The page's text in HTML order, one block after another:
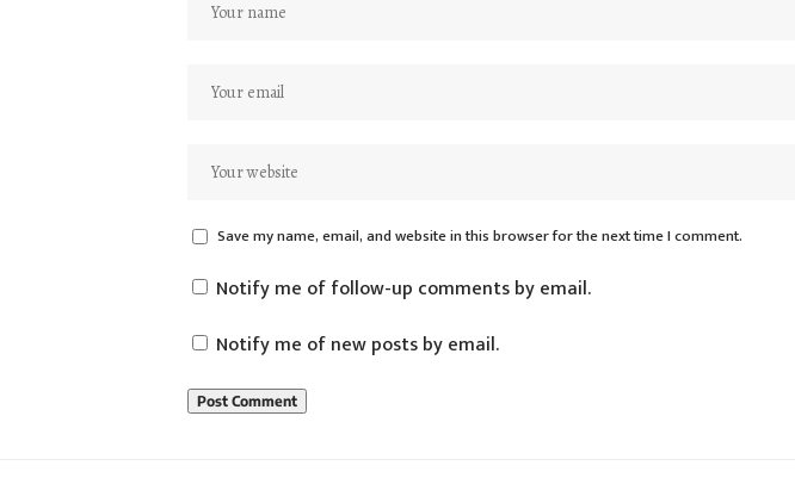
Save my name, email, and website in this browser for the next time I comment.
Notify me of follow-up comments by email.
Notify me of new posts by email.